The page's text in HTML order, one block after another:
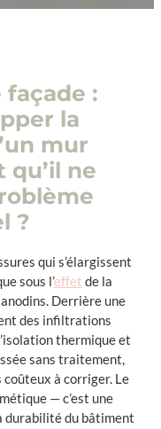
façade :
la
mur
ne
?
qui s’élargissent
sous l’effet de la
Derrière une
des infiltrations
thermique et
sans traitement,
coûteux à corriger. Le
— c’est une
durabilité du bâtiment